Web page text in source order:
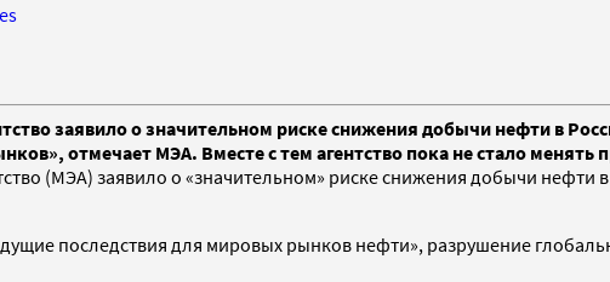
заявило о значительном риске снижения добычи нефти в
отмечает МЭА. Вместе с тем агентство пока не стало
(МЭА) заявило о «значительном» риске снижения добычи нефти
последствия для мировых рынков нефти», разрушение